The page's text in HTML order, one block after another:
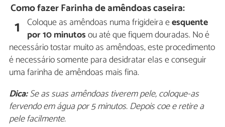
Como fazer Farinha de amêndoas caseira:
1 Coloque as amêndoas numa frigideira eesquente
por 10 minutosou até que fiquem douradas. No é
necessário tostar muito as amêndoas, este procedimento
é necessário somente para desidratar elas e conseguir
uma farinha de amêndoas mais fina.
Dica:Se as suas amêndoas tiverem pele, coloque-as
fervendo em água por 5 minutos. Depois coe e retire a
pele facilmente.